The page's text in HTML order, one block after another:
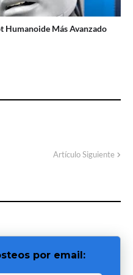
Humanoide Más Avanzado
Artículo Siguiente
por email: